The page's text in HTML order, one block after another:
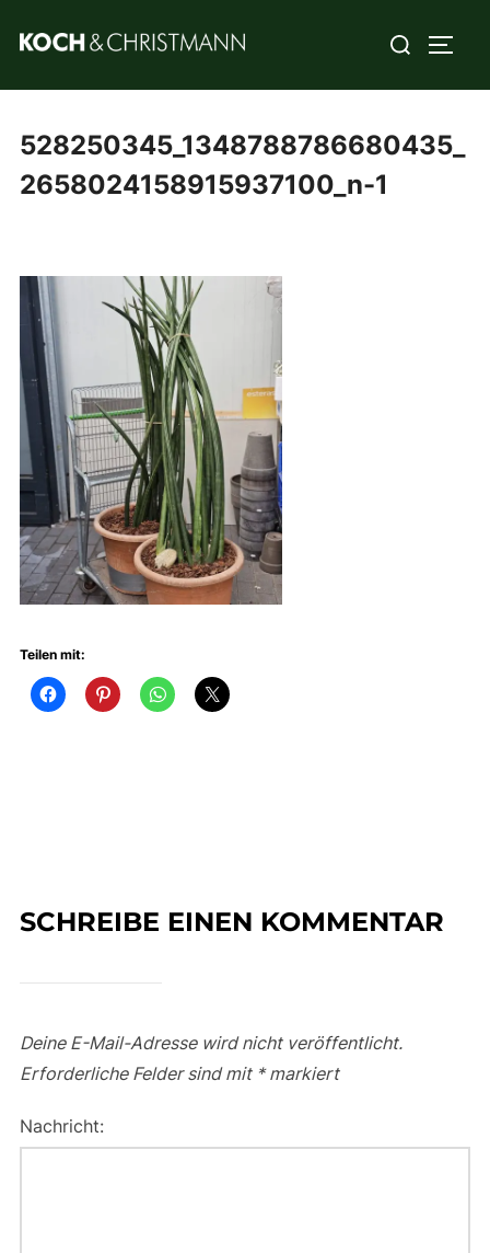
528250345_1348788786680435_
2658024158915937100_n-1
Teilen mit:
SCHREIBE EINEN KOMMENTAR
Deine E-Mail-Adresse wird nicht veröffentlicht.
Erforderliche Felder sind mit *markiert
Nachricht: